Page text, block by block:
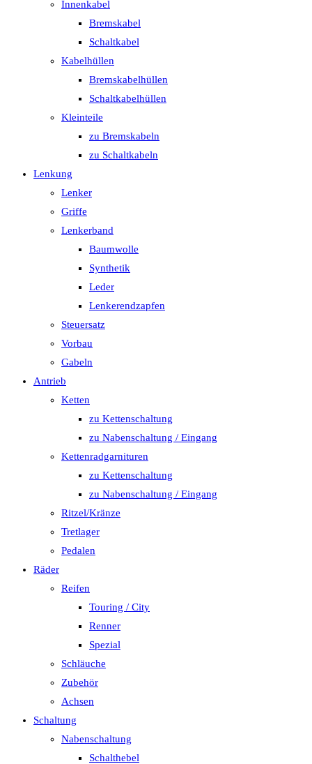
Innenkabel
Bremskabel
Schaltkabel
Kabelhüllen
Bremskabelhüllen
Schaltkabelhüllen
Kleinteile
zu Bremskabeln
zu Schaltkabeln
Lenkung
Lenker
Griffe
Lenkerband
Baumwolle
Synthetik
Leder
Lenkerendzapfen
Steuersatz
Vorbau
Gabeln
Antrieb
Ketten
zu Kettenschaltung
zu Nabenschaltung / Eingang
Kettenradgarnituren
zu Kettenschaltung
zu Nabenschaltung / Eingang
Ritzel/Kränze
Tretlager
Pedalen
Räder
Reifen
Touring / City
Renner
Spezial
Schläuche
Zubehör
Achsen
Schaltung
Nabenschaltung
Schalthebel